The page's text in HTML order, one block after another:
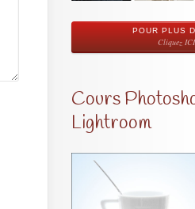
POUR PLUS
Cliquez ICI
Cours
Lightroom